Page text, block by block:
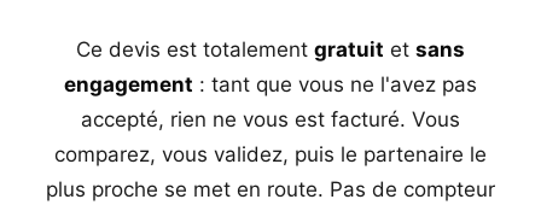
Ce devis est totalement gratuit et sans
engagement : tant que vous ne l'avez pas
accepté, rien ne vous est facturé. Vous
comparez, vous validez, puis le partenaire le
plus proche se met en route. Pas de compteur